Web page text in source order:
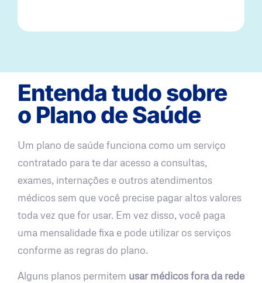
Entenda tudo sobre
o Plano de Saúde
Um plano de saúde funciona como um serviço
contratado para te dar acesso a consultas,
exames, internações e outros atendimentos
médicos sem que você precise pagar altos valores
toda vez que for usar. Em vez disso, você paga
uma mensalidade fixa e pode utilizar os serviços
conforme as regras do plano.
Alguns planos permitem usar médicos fora da rede